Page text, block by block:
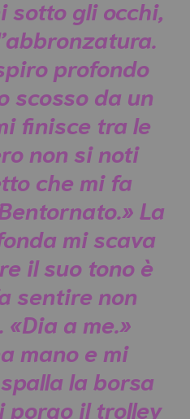
sotto gli occhi,
profondo
scosso da un
finisce tra le
non si noti
che mi fa
La
mi scava
il suo tono è
sentire non
a me.»
mano e mi
la borsa
porgo il trolley